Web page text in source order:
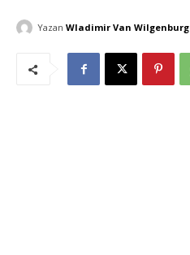
Yazan Wladimir Van Wilgenburg